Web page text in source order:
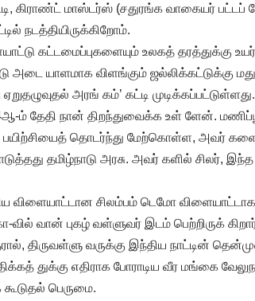
கிராண்ட் மாஸ்டர்ஸ் (சதுரங்க வாகையர் பட்டப்
நடத்தியிருக்கிறோம்.
கட்டமைப்புகளையும் உலகத் தரத்துக்கு
அடை யாளமாக விளங்கும் ஜல்லிக்கட்டுக்கு
அரங் கம்’ கட்டி முடிக்கப்பட்டுள்ளது.
தேதி நான் திறந்துவைக்க உள் ளேன்.
பயிற்சியைத் தொடர்ந்து மேற்கொள்ள, அவர்
தமிழ்நாடு அரசு. அவர் களில் சிலர்,
விளையாட்டான சிலம்பம் டெமோ
வில் வான் புகழ் வள்ளுவர் இடம் பெற்றிருக்
திருவள்ளு வருக்கு இந்திய நாட்டின்
துக்கு எதிராக போராடிய வீர மங்கை
கூடுதல் பெருமை.